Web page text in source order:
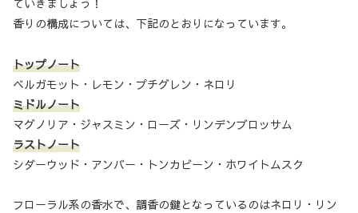
ていきましょう！
香りの構成については、下記のとおりになっています。
トップノート
ベルガモット・レモン・プチグレン・ネロリ
ミドルノート
マグノリア・ジャスミン・ローズ・リンデンブロッサム
ラストノート
シダーウッド・アンバー・トンカビーン・ホワイトムスク
フローラル系の香水で、調香の鍵となっているのはネロリ・リン